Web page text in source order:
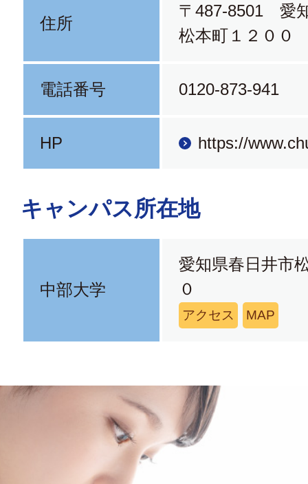
住所
〒487-8501 愛
松本町１２００
電話番号 0120-873-941
HP https://
キャンパス所在地
中部大学
愛知県春日井市
０
アクセス MAP